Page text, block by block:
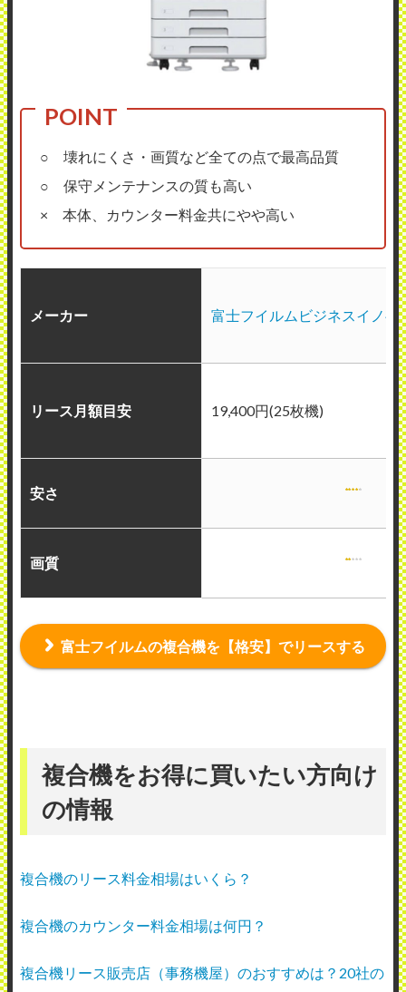
○ 壊れにくさ・画質など全ての点で最高品質
○ 保守メンテナンスの質も高い
× 本体、カウンター料金共にやや高い
メーカー 富士フイルムビジネスイノベ
リース月額目安 19,400円(25枚機)
安さ
画質
富士フイルムの複合機を【格安】でリースする
複合機をお得に買いたい方向け
の情報
複合機のリース料金相場はいくら？
複合機のカウンター料金相場は何円？
複合機リース販売店（事務機屋）のおすすめは？20社の